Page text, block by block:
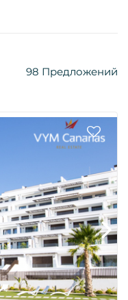
98 Предложений